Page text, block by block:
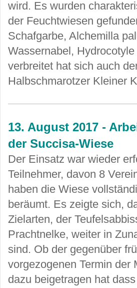
wird. Es wurden
der Feuchtwiesen
Schafgarbe, Alchemilla
Wassernabel,
verbreitet hat sich auch
Halbschmarotzer Kleiner
13. August 2017 -
der Succisa-Wiese
Der Einsatz war wieder
Teilnehmer, davon 8
haben die Wiese
beräumt. Es zeigte sich,
Zielarten, der
Prachtnelke, weiter in
sind. Ob der gegenüber
vorgezogenen Termin der
dazu beigetragen hat